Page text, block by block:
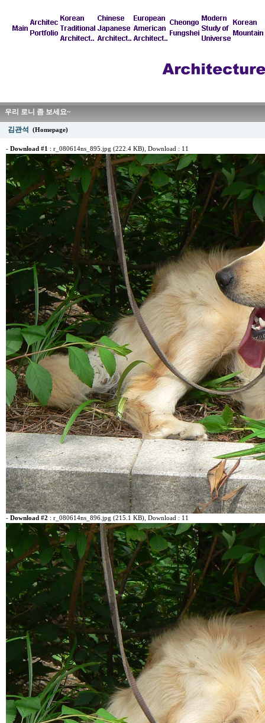
우리 로니 좀 보세요~
김관석 (Homepage)
- Download #1 : r_080614ns_895.jpg (222.4 KB) , Download : 11
- Download #2 : r_080614ns_896.jpg (215.1 KB) , Download : 11